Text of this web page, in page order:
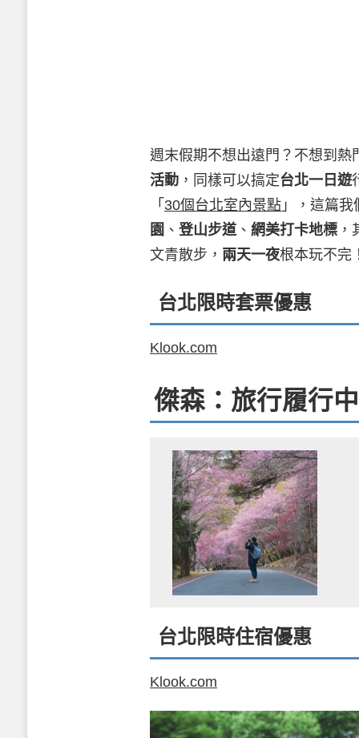
週末假期不想出遠門？不想到
活動，同樣可以搞定台北一日遊
「 30個台北室內景點」，這篇我
園 、 登山步道、 網美打卡地標，
文青散步， 兩天一夜根本玩不完
台北限時套票優惠
Klook.com
傑森：旅行履行中
台北限時住宿優惠
Klook.com